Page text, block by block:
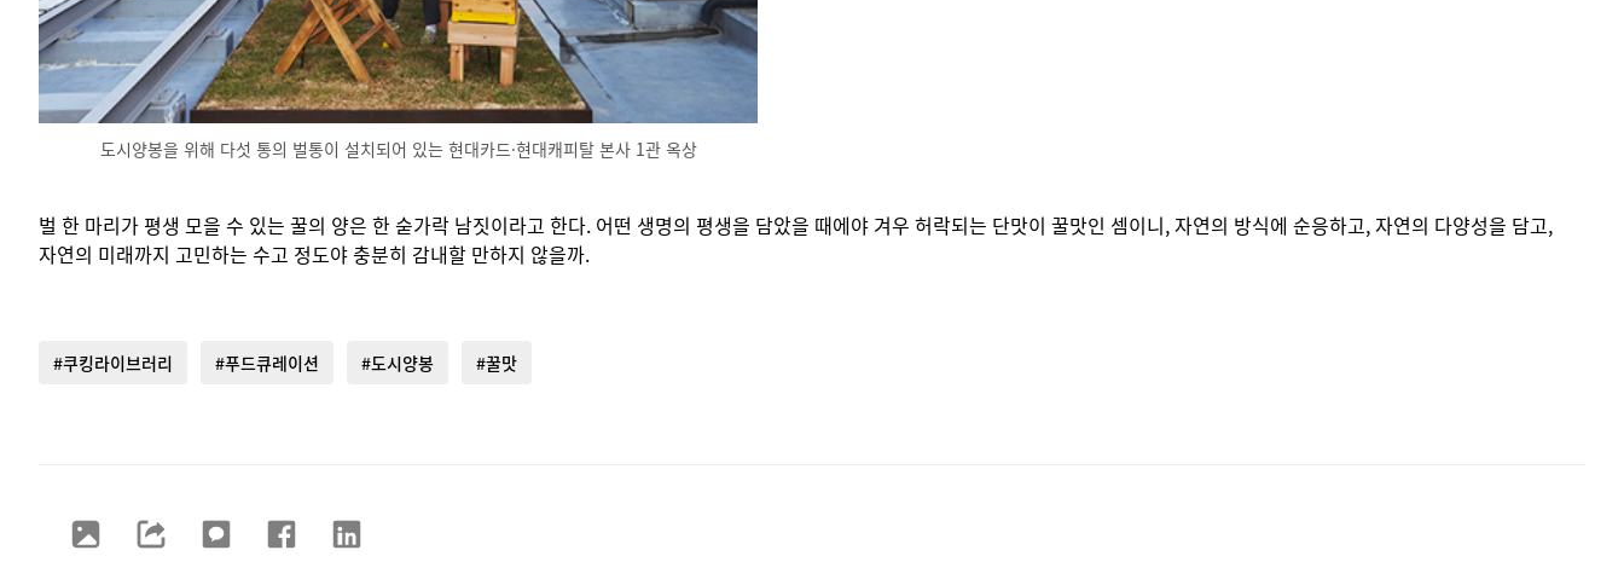
도시양봉을 위해 다섯 통의 벌통이 설치되어 있는 현대카드·현대캐피탈 본사 1관 옥상
벌 한 마리가 평생 모을 수 있는 꿀의 양은 한 숟가락 남짓이라고 한다. 어떤 생명의 평생을 담았을 때에야 겨우 허락되는 단맛이 꿀맛인 셈이니, 자연의 방식에 순응하고, 자연의 다양성을 담고,
자연의 미래까지 고민하는 수고 정도야 충분히 감내할 만하지 않을까.
#쿠킹라이브러리 #푸드큐레이션 #도시양봉 #꿀맛